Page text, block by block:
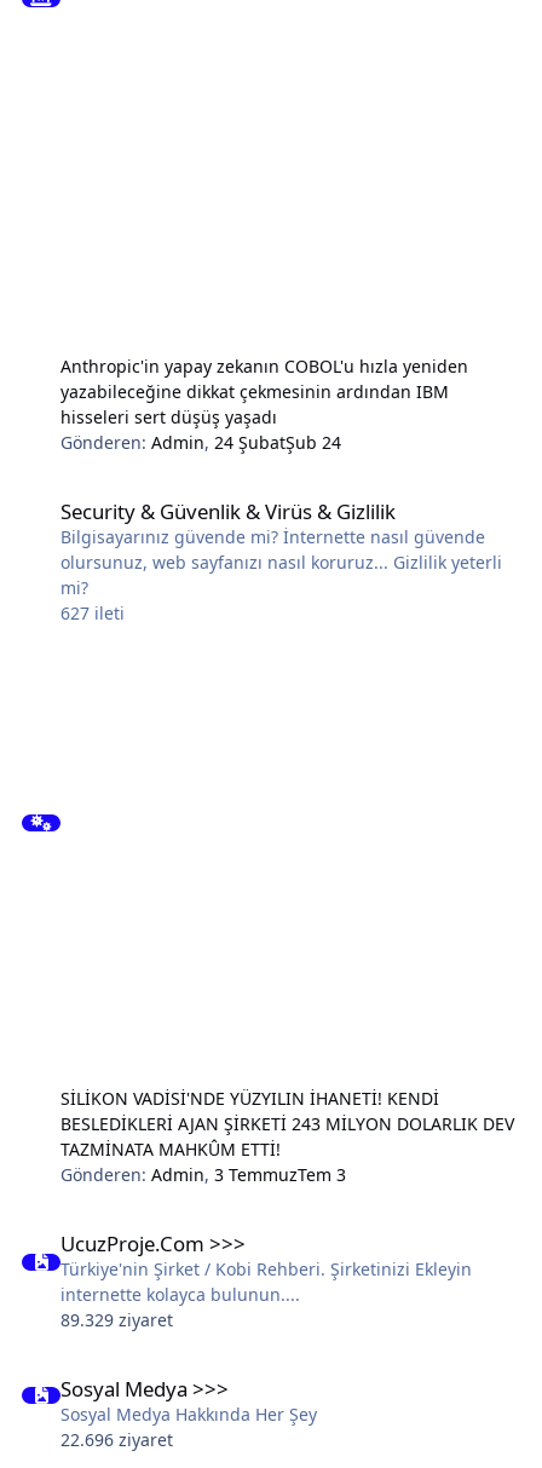
Anthropic'in yapay zekanın COBOL'u hızla yeniden
yazabileceğine dikkat çekmesinin ardından IBM
hisseleri sert düşüş yaşadı
Gönderen:Admin, 24 ŞubatŞub 24
Security & Güvenlik & Virüs & Gizlilik
Bilgisayarınız güvende mi? İnternette nasıl güvende
olursunuz, web sayfanızı nasıl koruruz... Gizlilik yeterli
mi?
627 ileti
SİLİKON VADİSİ'NDE YÜZYILIN İHANETİ! KENDİ
BESLEDİKLERİ AJAN ŞİRKETİ 243 MİLYON DOLARLIK DEV
TAZMİNATA MAHKÛM ETTİ!
Gönderen:Admin,3 TemmuzTem 3
UcuzProje.Com >>>
Türkiye'nin Şirket / Kobi Rehberi. Şirketinizi Ekleyin
internette kolayca bulunun....
89.329 ziyaret
Sosyal Medya >>>
Sosyal Medya Hakkında Her Şey
22.696 ziyaret